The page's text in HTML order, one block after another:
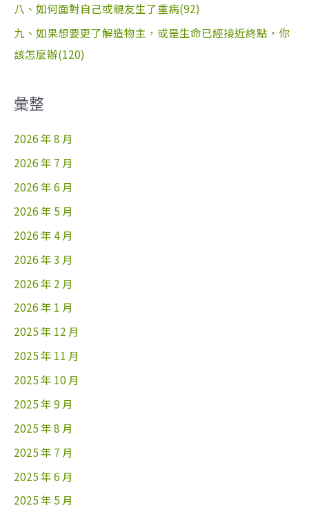
八、如何面對自己或親友生了重病(92)
九、如果想要更了解造物主，或是生命已經接近終點，你
該怎麼辦(120)
彙整
2026 年 8 月
2026 年 7 月
2026 年 6 月
2026 年 5 月
2026 年 4 月
2026 年 3 月
2026 年 2 月
2026 年 1 月
2025 年 12 月
2025 年 11 月
2025 年 10 月
2025 年 9 月
2025 年 8 月
2025 年 7 月
2025 年 6 月
2025 年 5 月